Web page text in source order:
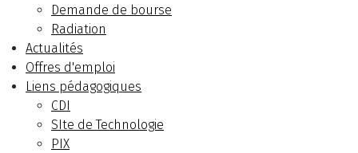
Demande de bourse
Radiation
Actualités
Offres d'emploi
Liens pédagogiques
CDI
SIte de Technologie
PIX